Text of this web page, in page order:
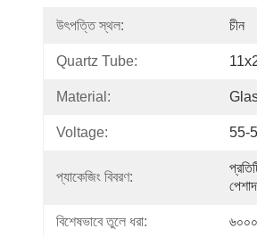
উৎপত্তি স্থল: চীন
Quartz Tube:
Material:
Voltage: 55-
প্যাকেজিং বিবরণ:
বিশেষভাবে তুলে ধরা: ৬০০০